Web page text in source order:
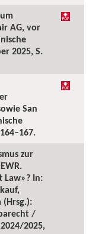
AG, vor
2025, S.
San
zur
Law»? In:
/
2025,